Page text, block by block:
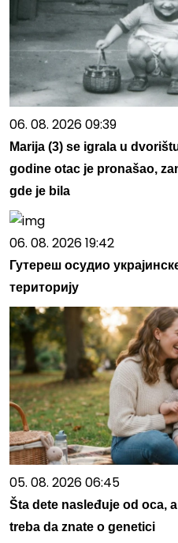
06. 08. 2026 09:39
Marija (3) se igrala u
godine otac je pronašao,
gde je bila
06. 08. 2026 19:42
Гутереш осудио
територију
05. 08. 2026 06:45
Šta dete nasleđuje od oca,
treba da znate o genetici